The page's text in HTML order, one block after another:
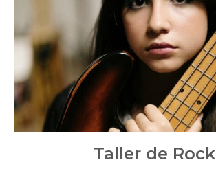
Taller de Rock